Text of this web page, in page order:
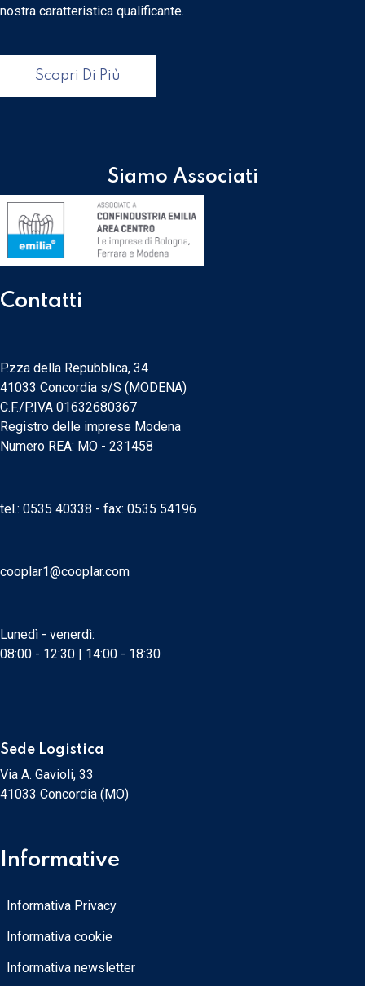
nostra caratteristica qualificante.
Scopri Di Più
Siamo Associati
Contatti
P.zza della Repubblica, 34
41033 Concordia s/S (MODENA)
C.F./P.IVA 01632680367
Registro delle imprese Modena
Numero REA: MO - 231458
tel.: 0535 40338 - fax: 0535 54196
cooplar1@cooplar.com
Lunedì - venerdì:
08:00 - 12:30 | 14:00 - 18:30
Sede Logistica
Via A. Gavioli, 33
41033 Concordia (MO)
Informative
Informativa Privacy
Informativa cookie
Informativa newsletter